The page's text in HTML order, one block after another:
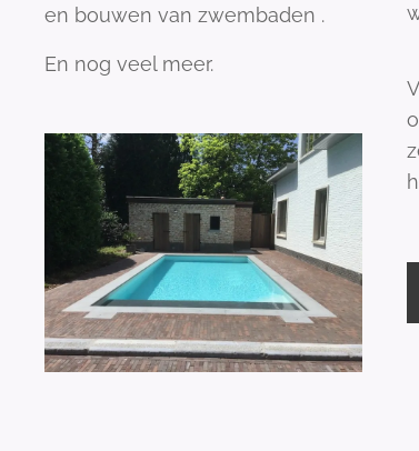
en bouwen van zwembaden .
En nog veel meer.